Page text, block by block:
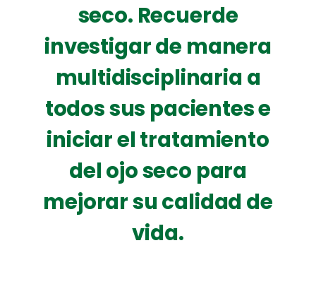
seco. Recuerde
investigar de manera
multidisciplinaria a
todos sus pacientes e
iniciar el tratamiento
del ojo seco para
mejorar su calidad de
vida.